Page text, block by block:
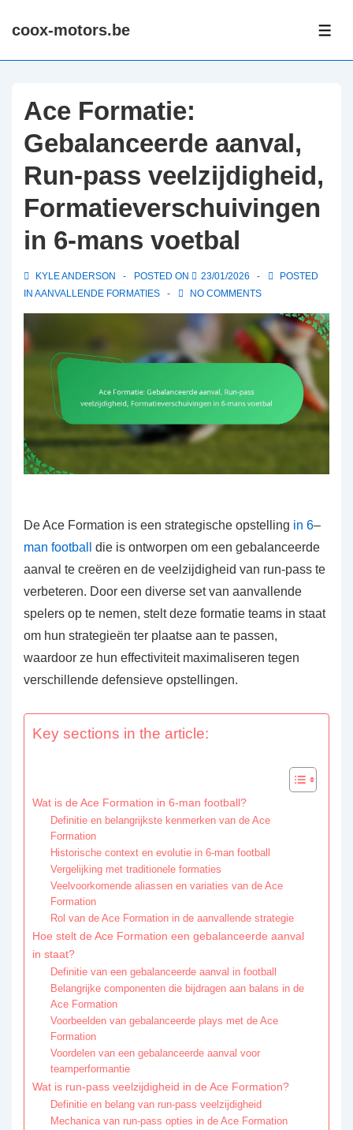
Skipcoox-motors.be
Ace Formatie:
Gebalanceerde aanval,
Run-pass veelzijdigheid,
Formatieverschuivingen
in 6-mans voetbal
KYLE ANDERSON POSTED ON 23/01/2026
POSTED
IN AANVALLENDE FORMATIES NO COMMENTS
De Ace Formation is een strategische opstelling in 6–
man football
die is ontworpen om een gebalanceerde
aanval te creëren en de veelzijdigheid van run-pass te
verbeteren. Door een diverse set van aanvallende
spelers op te nemen, stelt deze formatie teams in staat
om hun strategieën ter plaatse aan te passen,
waardoor ze hun effectiviteit maximaliseren tegen
verschillende defensieve opstellingen.
Key sections in the article:
Wat is de Ace Formation in 6-man football?
Definitie en belangrijkste kenmerken van de Ace
Formation
Historische context en evolutie in 6-man football
Vergelijking met traditionele formaties
Veelvoorkomende aliassen en variaties van de Ace
Formation
Rol van de Ace Formation in de aanvallende strategie
Hoe stelt de Ace Formation een gebalanceerde aanval
in staat?
Definitie van een gebalanceerde aanval in football
Belangrijke componenten die bijdragen aan balans in de
Ace Formation
Voorbeelden van gebalanceerde plays met de Ace
Formation
Voordelen van een gebalanceerde aanval voor
teamperformantie
Wat is run-pass veelzijdigheid in de Ace Formation?
Definitie en belang van run-pass veelzijdigheid
Mechanica van run-pass opties in de Ace Formation